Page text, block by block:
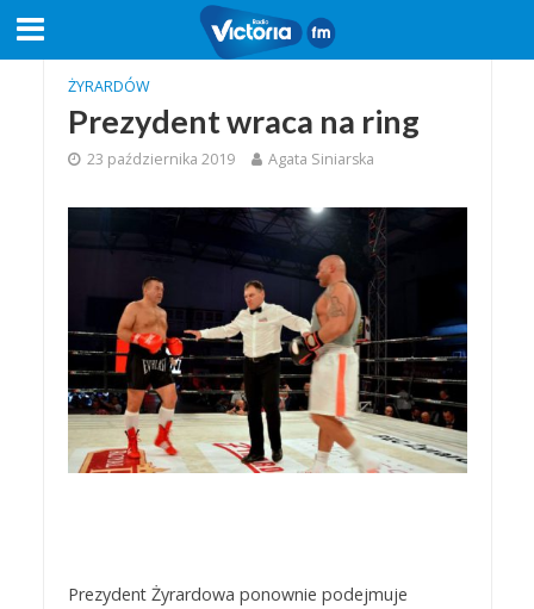
ŻYRARDÓW
Prezydent wraca na ring
23 października 2019 Agata Siniarska
Prezydent Żyrardowa ponownie podejmuje